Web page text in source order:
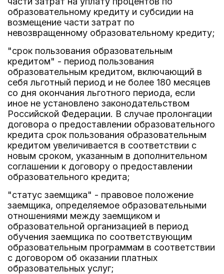
образовательному кредиту и субсидии на
возмещение части затрат по
невозвращенному образовательному кредиту;
"срок пользования образовательным
кредитом" - период пользования
образовательным кредитом, включающий в
себя льготный период и не более 180 месяцев
со дня окончания льготного периода, если
иное не установлено законодательством
Российской Федерации. В случае пролонгации
договора о предоставлении образовательного
кредита срок пользования образовательным
кредитом увеличивается в соответствии с
новым сроком, указанным в дополнительном
соглашении к договору о предоставлении
образовательного кредита;
"статус заемщика" - правовое положение
заемщика, определяемое образовательными
отношениями между заемщиком и
образовательной организацией в период
обучения заемщика по соответствующим
образовательным программам в соответствии
с договором об оказании платных
образовательных услуг;